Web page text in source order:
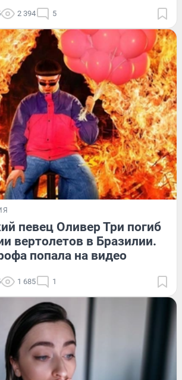
2 394 5
певец Оливер Три погиб
вертолетов в Бразилии.
попала на видео
1 685 1